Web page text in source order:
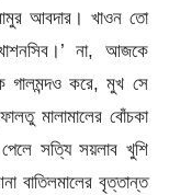
আবদার। খাওন তো
না, আজকে
গালমন্দও করে, মুখ সে
মালামালের বোঁচকা
সত্যি সয়লাব খুশি
বাতিলমালের বৃত্তান্ত